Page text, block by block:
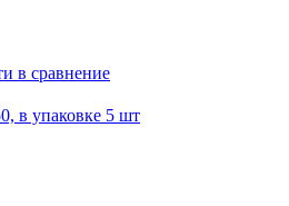
в сравнение
в упаковке 5 шт